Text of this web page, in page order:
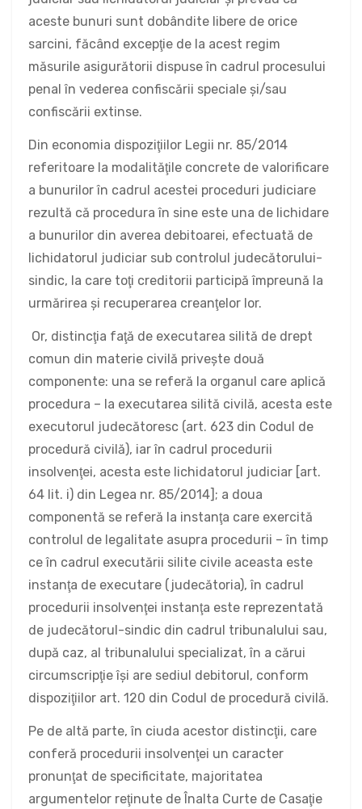
aceste bunuri sunt dobândite libere de orice
sarcini, făcând excepţie de la acest regim
măsurile asigurătorii dispuse în cadrul procesului
penal în vederea confiscării speciale şi/sau
confiscării extinse.
Din economia dispoziţiilor Legii nr. 85/2014
referitoare la modalităţile concrete de valorificare
a bunurilor în cadrul acestei proceduri judiciare
rezultă că procedura în sine este una de lichidare
a bunurilor din averea debitoarei, efectuată de
lichidatorul judiciar sub controlul judecătorului-
sindic, la care toţi creditorii participă împreună la
urmărirea şi recuperarea creanţelor lor.
Or, distincţia faţă de executarea silită de drept
comun din materie civilă priveşte două
componente: una se referă la organul care aplică
procedura – la executarea silită civilă, acesta este
executorul judecătoresc (art. 623 din Codul de
procedură civilă), iar în cadrul procedurii
insolvenţei, acesta este lichidatorul judiciar [art.
64 lit. i) din Legea nr. 85/2014]; a doua
componentă se referă la instanţa care exercită
controlul de legalitate asupra procedurii – în timp
ce în cadrul executării silite civile aceasta este
instanţa de executare (judecătoria), în cadrul
procedurii insolvenţei instanţa este reprezentată
de judecătorul-sindic din cadrul tribunalului sau,
după caz, al tribunalului specializat, în a cărui
circumscripţie îşi are sediul debitorul, conform
dispoziţiilor art. 120 din Codul de procedură civilă.
Pe de altă parte, în ciuda acestor distincţii, care
conferă procedurii insolvenţei un caracter
pronunţat de specificitate, majoritatea
argumentelor reţinute de Înalta Curte de Casaţie